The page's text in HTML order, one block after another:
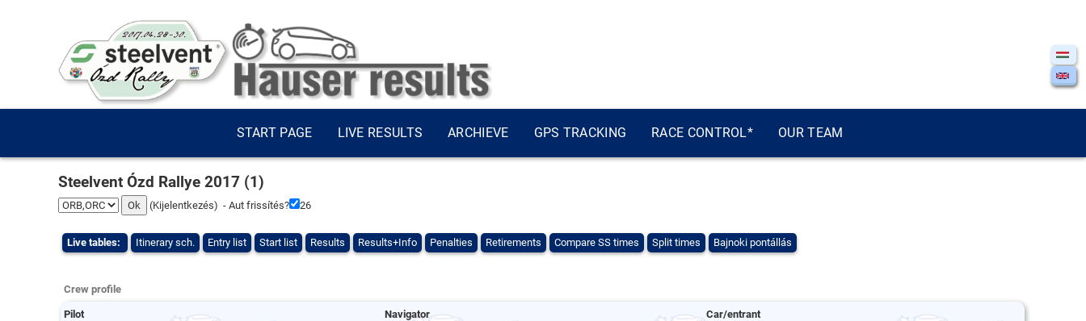
START PAGE LIVE RESULTS ARCHIEVE GPS TRACKING RACE CONTROL* OUR TEAM
Steelvent Ózd Rallye 2017 (1)
(Kijelentkezés) - Aut frissítés? 25
Live tables: Itinerary sch. Entry list Start list Results Results+Info Penalties Retirements Compare SS times Split times Bajnoki pontállás
Crew profile
Pilot Navigator Car/entrant